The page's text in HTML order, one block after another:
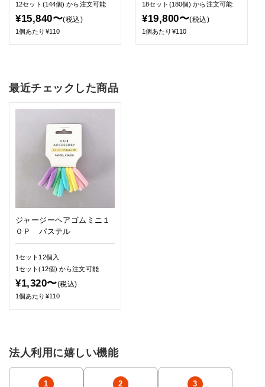
12セット(144個)から注文可能
¥15,840〜(税込)
1個あたり¥110
18セット(180個)から注文可能
¥19,800〜(税込)
1個あたり¥110
最近チェックした商品
ジャージーヘアゴムミニ１
０Ｐ パステル
1セット12個入
1セット(12個)から注文可能
¥1,320〜(税込)
1個あたり¥110
法人利用に嬉しい機能